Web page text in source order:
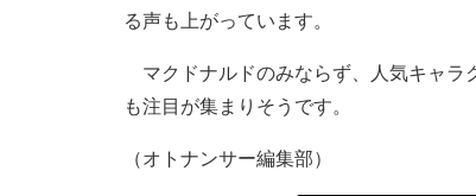
る声も上がっています。
マクドナルドのみならず、人気キャラ
も注目が集まりそうです。
（オトナンサー編集部）